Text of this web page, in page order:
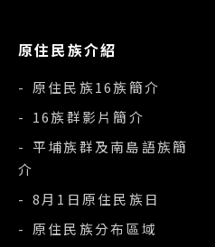
原住民族介紹
- 原住民族16族簡介
- 16族群影片簡介
- 平埔族群及南島語族簡
介
- 8月1日原住民族日
- 原住民族分布區域